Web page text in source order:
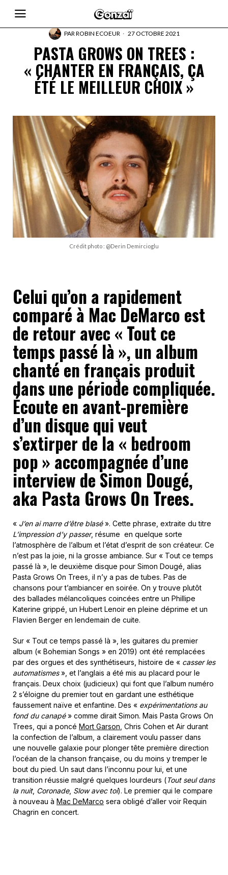
PARROBIN ECOEUR 27 OCTOBRE 2021
PASTA GROWS ON TREES :
« CHANTER EN FRANÇAIS, ÇA
ÉTÉ LE MEILLEUR CHOIX »
Crédit photo : @Derin Demircioglu
Celui qu’on a rapidement
comparé à Mac DeMarco est
de retour avec « Tout ce
temps passé là », un album
chanté en français produit
dans une période compliquée.
Écoute en avant-première
d’un disque qui veut
s’extirper de la « bedroom
pop » accompagnée d’une
interview de Simon Dougé,
aka Pasta Grows On Trees.
« J’en ai marre d’être blasé». Cette phrase, extraite du titre
L’impression d’y passer, résume en quelque sorte
l’atmosphère de l’album et l’état d’esprit de son créateur. Ce
n’est pas la joie, ni la grosse ambiance. Sur « Tout ce temps
passé là », le deuxième disque pour Simon Dougé, alias
Pasta Grows On Trees, il n’y a pas de tubes. Pas de
chansons pour t’ambiancer en soirée. On y trouve plutôt
des ballades mélancoliques coincées entre un Phillipe
Katerine grippé, un Hubert Lenoir en pleine déprime et un
Flavien Berger en lendemain de cuite.
Sur « Tout ce temps passé là », les guitares du premier
album (« Bohemian Songs » en 2019) ont été remplacées
par des orgues et des synthétiseurs, histoire de « casser les
automatismes», et l’anglais a été mis au placard pour le
français. Deux choix (judicieux) qui font que l’album numéro
2 s’éloigne du premier tout en gardant une esthétique
faussement naïve et enfantine. Des « expérimentations au
fond du canapé» comme dirait Simon. Mais Pasta Grows On
Trees, qui a poncé Mort Garson , Chris Cohen et Air durant
la confection de l’album, a clairement voulu passer dans
une nouvelle galaxie pour plonger tête première direction
l’océan de la chanson française, ou du moins y tremper le
bout du pied. Un saut dans l’inconnu pour lui, et une
transition réussie malgré quelques lourdeurs (Tout seul dans
la nuit, Coronade, Slow avec toi). Le premier qui le compare
à nouveau à Mac DeMarco sera obligé d’aller voir Requin
Chagrin en concert.